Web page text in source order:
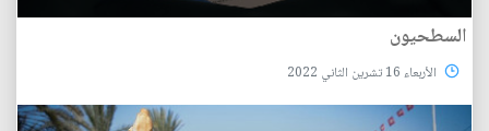
السطحيون
الأربعاء 16 تشرين الثاني 2022